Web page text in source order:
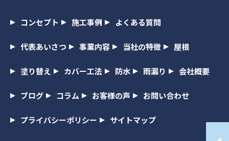
コンセプト 施工事例 よくある質問
代表あいさつ 事業内容 当社の特徴 屋根
塗り替え カバー工法 防水 雨漏り 会社概要
ブログ コラム お客様の声 お問い合わせ
プライバシーポリシー サイトマップ